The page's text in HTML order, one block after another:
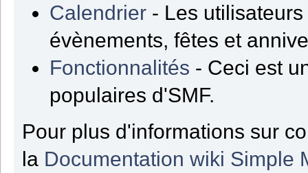
Calendrier - Les
évènements, fêtes et
Fonctionnalités - Ceci est
populaires d'SMF.
Pour plus d'informations sur
la Documentation wiki Simple